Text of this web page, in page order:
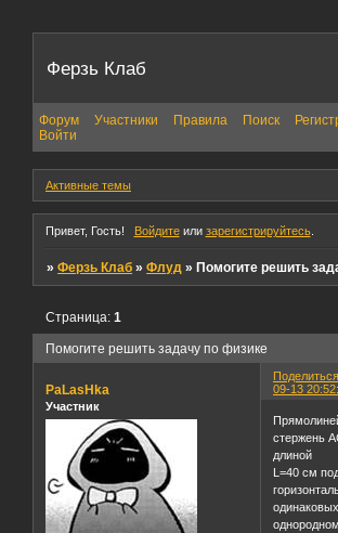
Ферзь Клаб
Форум Участники Правила Поиск
Войти
Активные темы
Привет, Гость! Войдитеили зарегистрируйтесь.
»Ферзь Клаб »Флуд »Помогите решить
Помогите решить задачу по физике
Страница:1
09-13
PaLasHka
Участник
стержень
длиной
L=40 см